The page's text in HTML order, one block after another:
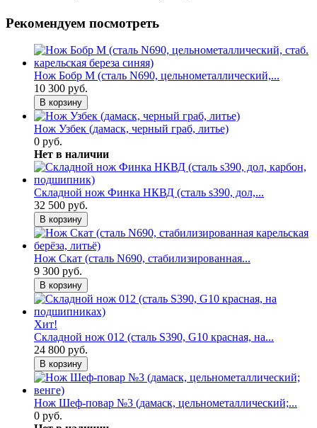
Рекомендуем посмотреть
Нож Бобр М (сталь N690, цельнометаллический,...
10 300 руб.
В корзину
Нож Узбек (дамаск, черный граб, литье)
0 руб.
Нет в наличии
Складной нож Финка НКВД (сталь s390, дол,...
32 500 руб.
В корзину
Нож Скат (сталь N690, стабилизированная...
9 300 руб.
В корзину
Хит!
Складной нож 012 (сталь S390, G10 красная, на...
24 800 руб.
В корзину
Нож Шеф-повар №3 (дамаск, цельнометаллический;...
0 руб.